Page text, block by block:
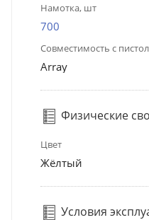
Намотка, шт
700
Совместимость с
Array
Физические
Цвет
Жёлтый
Условия